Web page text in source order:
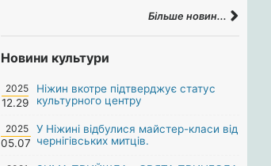
Більше новин...
Новини культури
2025
12.29
Ніжин вкотре підтверджує статус
культурного центру
2025
05.07
У Ніжині відбулися майстер-класи від
чернігівських митців.